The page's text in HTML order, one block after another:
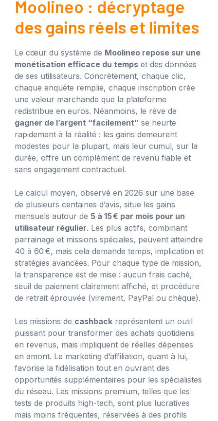
Moolineo : décryptage
des gains réels et limites
Le cœur du système de Moolineo repose sur une
monétisation efficace du temps et des données
de ses utilisateurs. Concrètement, chaque clic,
chaque enquête remplie, chaque inscription crée
une valeur marchande que la plateforme
redistribue en euros. Néanmoins, le rêve de
gagner de l’argent “facilement” se heurte
rapidement à la réalité : les gains demeurent
modestes pour la plupart, mais leur cumul, sur la
durée, offre un complément de revenu fiable et
sans engagement contractuel.
Le calcul moyen, observé en 2026 sur une base
de plusieurs centaines d’avis, situe les gains
mensuels autour de 5 à 15 € par mois pour un
utilisateur régulier. Les plus actifs, combinant
parrainage et missions spéciales, peuvent atteindre
40 à 60 €, mais cela demande temps, implication et
stratégies avancées. Pour chaque type de mission,
la transparence est de mise : aucun frais caché,
seuil de paiement clairement affiché, et procédure
de retrait éprouvée (virement, PayPal ou chèque).
Les missions de cashback représentent un outil
puissant pour transformer des achats quotidiens
en revenus, mais impliquent de réelles dépenses
en amont. Le marketing d’affiliation, quant à lui,
favorise la fidélisation tout en ouvrant des
opportunités supplémentaires pour les spécialistes
du réseau. Les missions premium, telles que les
tests de produits high-tech, sont plus lucratives
mais moins fréquentes, réservées à des profils